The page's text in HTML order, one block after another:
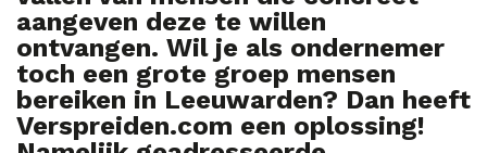
aangeven deze te willen
ontvangen. Wil je als ondernemer
toch een grote groep mensen
bereiken in Leeuwarden? Dan heeft
Verspreiden.com een oplossing!